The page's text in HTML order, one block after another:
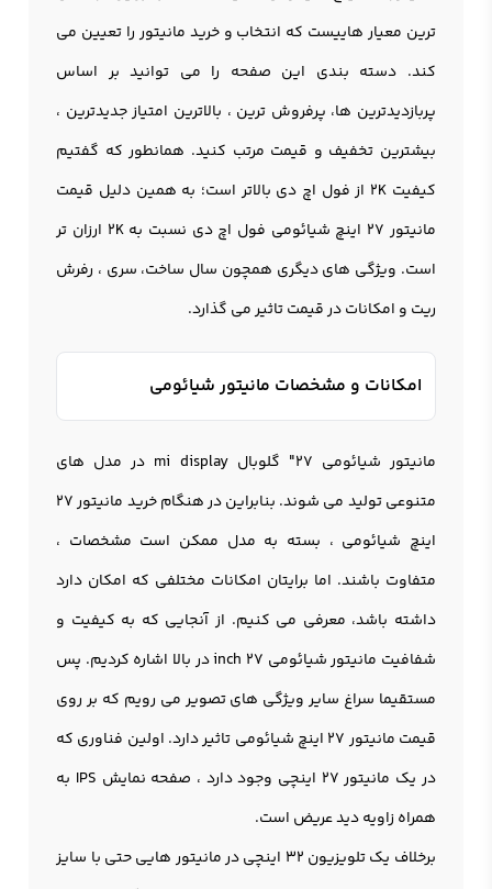
ترین معیار هاییست که انتخاب و خرید مانيتور را تعیین می
کند. دسته بندی این صفحه را می توانید بر اساس
پربازدیدترین ها، پرفروش‌ ترین ، بالاترین امتیاز جدیدترین ،
بیشترین تخفیف و قیمت مرتب کنید. همانطور که گفتیم
کیفیت 2K از فول اچ دی بالاتر است؛ به همین دلیل قیمت
مانیتور 27 اینچ شیائومی فول اچ دی نسبت به 2K ارزان تر
است. ویژگی های دیگری همچون سال ساخت، سری ، رفرش
ریت و امکانات در قیمت تاثیر می گذارد.
امکانات و مشخصات مانیتور شیائومی
مانیتور شیائومی 27″ گلوبال mi display در مدل های
متنوعی تولید می شوند. بنابراین در هنگام خرید مانیتور 27
اینچ شیائومی ، بسته به مدل ممکن است مشخصات ،
متفاوت باشند. اما برایتان امکانات مختلفی که امکان دارد
داشته باشد، معرفی می کنیم. از آنجایی که به کیفیت و
شفافیت مانیتور شیائومی 27 inch در بالا اشاره کردیم. پس
مستقیما سراغ سایر ویژگی های تصویر می رویم که بر روی
قیمت مانیتور 27 اینچ شیائومی تاثیر دارد. اولین فناوری که
در یک مانيتور 27 اينچي وجود دارد ، صفحه نمایش IPS به
همراه زاویه دید عریض است.
برخلاف یکتلویزیون
32 اينچي در مانيتور هایی حتی با سایز